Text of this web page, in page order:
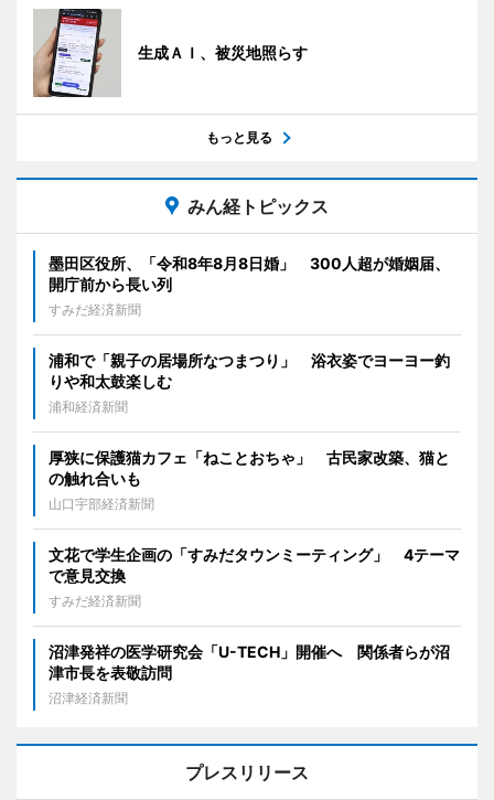
生成ＡＩ、被災地照らす
もっと見る
みん経トピックス
墨田区役所、「令和8年8月8日婚」 300人超が婚姻届、
開庁前から長い列
すみだ経済新聞
浦和で「親子の居場所なつまつり」 浴衣姿でヨーヨー釣
りや和太鼓楽しむ
浦和経済新聞
厚狭に保護猫カフェ「ねことおちゃ」 古民家改築、猫と
の触れ合いも
山口宇部経済新聞
文花で学生企画の「すみだタウンミーティング」 4テーマ
で意見交換
すみだ経済新聞
沼津発祥の医学研究会「U-TECH」開催へ 関係者らが沼
津市長を表敬訪問
沼津経済新聞
プレスリリース